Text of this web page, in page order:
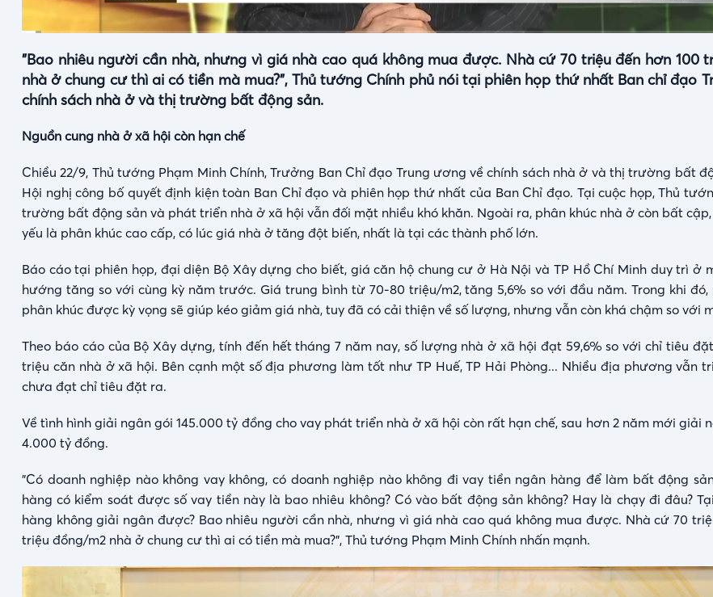
Time
"Bao nhiêu người cần nhà, nhưng vì giá nhà cao quá không mua được. Nhà cứ 70 triệu đến hơn 100
nhà ở chung cư thì ai có tiền mà mua?", Thủ tướng Chính phủ nói tại phiên họp thứ nhất Ban chỉ đạo
chính sách nhà ở và thị trường bất động sản.
Nguồn cung nhà ở xã hội còn hạn chế
Chiều 22/9, Thủ tướng Phạm Minh Chính, Trưởng Ban Chỉ đạo Trung ương về chính sách nhà ở và thị trường bất
Hội nghị công bố quyết định kiện toàn Ban Chỉ đạo và phiên họp thứ nhất của Ban Chỉ đạo. Tại cuộc họp, Thủ
trường bất động sản và phát triển nhà ở xã hội vẫn đối mặt nhiều khó khăn. Ngoài ra, phân khúc nhà ở còn bất
yếu là phân khúc cao cấp, có lúc giá nhà ở tăng đột biến, nhất là tại các thành phố lớn.
Báo cáo tại phiên họp, đại diện Bộ Xây dựng cho biết, giá căn hộ chung cư ở Hà Nội và TP Hồ Chí Minh duy trì ở
hướng tăng so với cùng kỳ năm trước. Giá trung bình từ 70-80 triệu/m2, tăng 5,6% so với đầu năm. Trong khi
phân khúc được kỳ vọng sẽ giúp kéo giảm giá nhà, tuy đã có cải thiện về số lượng, nhưng vẫn còn khá chậm so với
Theo báo cáo của Bộ Xây dựng, tính đến hết tháng 7 năm nay, số lượng nhà ở xã hội đạt 59,6% so với chỉ tiêu
triệu căn nhà ở xã hội. Bên cạnh một số địa phương làm tốt như TP Huế, TP Hải Phòng... Nhiều địa phương vẫn
chưa đạt chỉ tiêu đặt ra.
Về tình hình giải ngân gói 145.000 tỷ đồng cho vay phát triển nhà ở xã hội còn rất hạn chế, sau hơn 2 năm mới giải
4.000 tỷ đồng.
"Có doanh nghiệp nào không vay không, có doanh nghiệp nào không đi vay tiền ngân hàng để làm bất động
hàng có kiểm soát được số vay tiền này là bao nhiêu không? Có vào bất động sản không? Hay là chạy đi đâu?
hàng không giải ngân được? Bao nhiêu người cần nhà, nhưng vì giá nhà cao quá không mua được. Nhà cứ 70
triệu đồng/m2 nhà ở chung cư thì ai có tiền mà mua?", Thủ tướng Phạm Minh Chính nhấn mạnh.